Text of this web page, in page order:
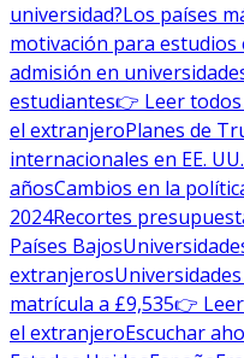
universidad?Los países
motivación para
admisión en
estudiantes👉 Leer
el extranjeroPlanes de
internacionales en EE. UU.
añosCambios en la
2024Recortes
Países Bajos
extranjeros
matrícula a £9,535👉
el extranjeroEscuchar